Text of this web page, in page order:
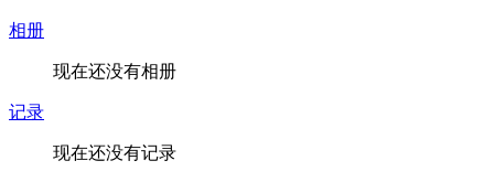
相册
现在还没有相册
记录
现在还没有记录